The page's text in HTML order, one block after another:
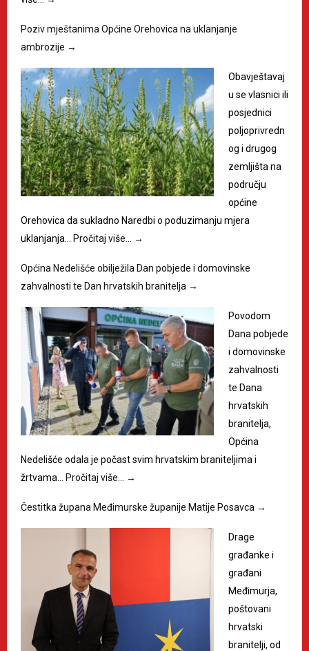
Poziv mještanima Općine Orehovica na uklanjanje
ambrozije →
Obavještavaj
u se vlasnici ili
posjednici
poljoprivredn
og i drugog
zemljišta na
području
općine
Orehovica da sukladno Naredbi o poduzimanju mjera
uklanjanja…
Pročitaj više… →
Općina Nedelišće obilježila Dan pobjede i domovinske
zahvalnosti te Dan hrvatskih branitelja →
Povodom
Dana pobjede
i domovinske
zahvalnosti
te Dana
hrvatskih
branitelja,
Općina
Nedelišće odala je počast svim hrvatskim braniteljima i
žrtvama…
Pročitaj više… →
Čestitka župana Međimurske županije Matije Posavca →
Drage
građanke i
građani
Međimurja,
poštovani
hrvatski
branitelji, od